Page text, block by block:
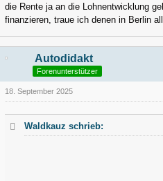
die Rente ja an die Lohnentwicklung
finanzieren, traue ich denen in Berlin
Autodidakt
Forenunterstützer
18. September 2025
Waldkauz schrieb: